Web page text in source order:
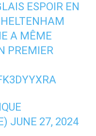
ESPOIR EN
A MÊME
PREMIER
JUNE 27, 2024